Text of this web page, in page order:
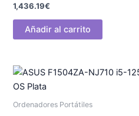
1,436.19€
Añadir al carrito
Ordenadores Portátiles